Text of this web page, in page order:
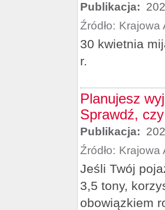
Publikacja:
Źródło: Krajowa
30 kwietnia
r.
Planujesz
Sprawdź,
Publikacja:
Źródło: Krajowa
Jeśli Twój
3,5 tony,
obowiązkiem